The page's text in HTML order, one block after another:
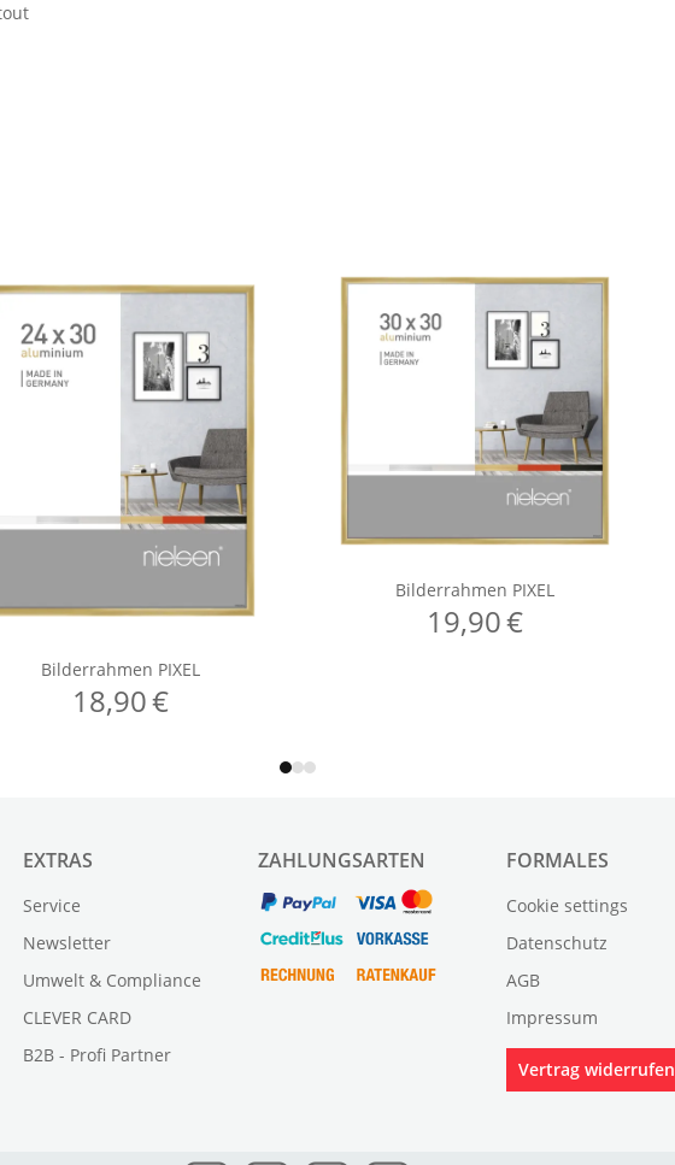
EXTRAS
Service
Newsletter
Umwelt & Compliance
CLEVER CARD
B2B - Profi Partner
ZAHLUNGSARTEN FORMALES
Cookie settings
Datenschutz
AGB
Impressum
Vertrag widerrufen